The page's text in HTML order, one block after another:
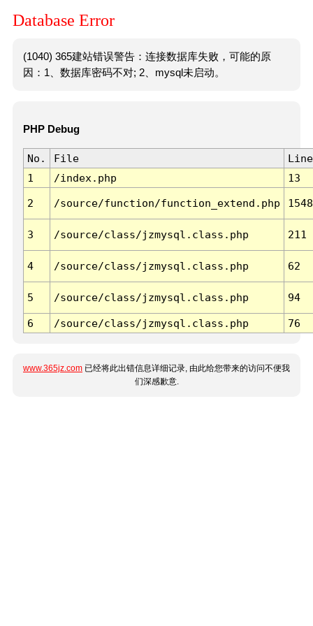
Database Error
(1040) 365建站错误警告：连接数据库失败，可能的原
因：1、数据库密码不对; 2、mysql未启动。
PHP Debug
No. File
Line
1
/index.php 13
2 /source/function/function_extend.php 1548
3 /source/class/jzmysql.class.php 211
4 /source/class/jzmysql.class.php 62
5 /source/class/jzmysql.class.php 94
6 /source/class/jzmysql.class.php 76
www.365jz.com 已经将此出错信息详细记录, 由此给您带来的访问不便我
们深感歉意.